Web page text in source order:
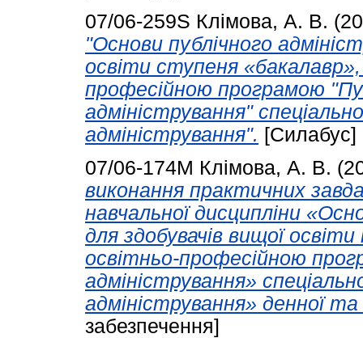
07/06-259S Клімова, А. В.
"Основи публічного
освіти ступеня
професійною програмою
адміністрування"
адміністрування". [Силабус]
07/06-174М Клімова, А. В.
виконання практичних
навчальної дисципліни
для здобувачів вищої
освітньо-професійною
адміністрування»
адміністрування» денної
забезпечення]